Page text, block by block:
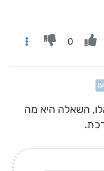
0
השאלה היא מה